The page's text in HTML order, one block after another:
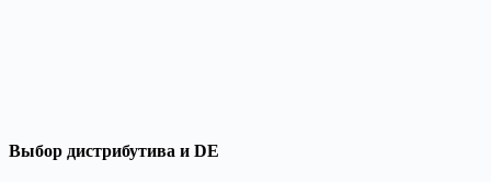
Выбор дистрибутива и DE